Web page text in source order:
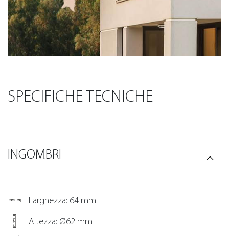
SPECIFICHE TECNICHE
INGOMBRI
Larghezza: 64 mm
Altezza: Ø62 mm